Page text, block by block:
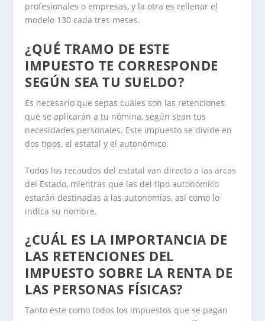
profesionales o empresas, y la otra es rellenar el
modelo 130 cada tres meses.
¿QUÉ TRAMO DE ESTE
IMPUESTO TE CORRESPONDE
SEGÚN SEA TU SUELDO?
Es necesario que sepas cuáles son las retenciones
que se aplicarán a tu nómina, según sean tus
necesidades personales. Este impuesto se divide en
dos tipos, el estatal y el autonómico.
Todos los recaudos del estatal van directo a las arcas
del Estado, mientras que las del tipo autonómico
estarán destinadas a las autonomías, así como lo
indica su nombre.
¿CUÁL ES LA IMPORTANCIA DE
LAS RETENCIONES DEL
IMPUESTO SOBRE LA RENTA DE
LAS PERSONAS FÍSICAS?
Tanto éste como todos los impuestos que se pagan